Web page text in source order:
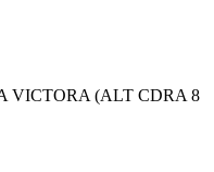
VICTORA (ALT CDRA 8